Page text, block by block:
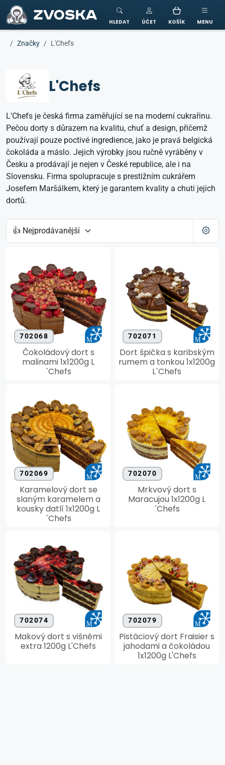
ZVOSKA
HLEDAT ÚČET KOŠÍK MENU
Značky L'Chefs
L'Chefs
L'Chefs je česká firma zaměřující se na moderní cukrařinu.
Pečou dorty s důrazem na kvalitu, chuť a design, přičemž
používají pouze poctivé ingredience, jako je pravá belgická
čokoláda a máslo. Jejich výrobky jsou ručně vyráběny v
Česku a prodávají je nejen v České republice, ale i na
Slovensku. Firma spolupracuje s prestižním cukrářem
Josefem Maršálkem, který je garantem kvality a chuti jejich
dortů.
702068
Čokoládový dort s
malinami 1x1200g L
´Chefs
702071
Dort špička s karibským
rumem a tonkou 1x1200g
L´Chefs
702069
Karamelový dort se
slaným karamelem a
kousky datlí 1x1200g L
´Chefs
702070
Mrkvový dort s
Maracujou 1x1200g L
´Chefs
702074
Makový dort s višněmi
extra 1200g L'Chefs
702079
Pistáciový dort Fraisier s
jahodami a čokoládou
1x1200g L'Chefs